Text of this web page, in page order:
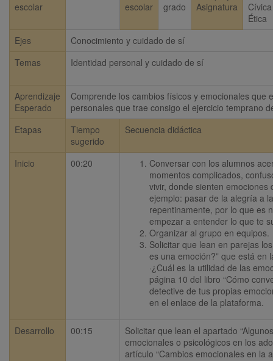
escolar
escolar
grado
Asignatura
Ética
Ejes
Conocimiento y cuidado de sí
Temas
Identidad personal y cuidado de sí
Aprendizaje
Esperado
Comprende los cambios físicos y emocionales
personales que trae consigo el ejercicio temprano
Etapas
Tiempo
sugerido
Secuencia didáctica
Inicio 00:20
Conversar con los alumnos
momentos complicados,
vivir, donde sienten emociones
ejemplo: pasar de la alegría a
repentinamente, por lo que es
empezar a entender lo que te
Organizar al grupo en equipos.
Solicitar que lean en parejas
es una emoción?” que está en
·¿Cuál es la utilidad de las
página 10 del libro “Cómo
detective de tus propias
en el enlace de la plataforma.
Desarrollo 00:15
Solicitar que lean el apartado
emocionales o psicológicos en los
artículo “Cambios emocionales en la